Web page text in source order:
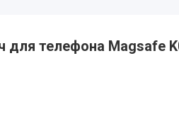
для телефона Magsafe